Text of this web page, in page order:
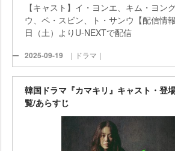
【キャスト】イ・ヨンエ、キム・ヨン
ウ、ペ・スビン、ト・サンウ【配信情
日（土）よりU-NEXTで配信
2025-09-19 ｜ドラマ｜
韓国ドラマ『カマキリ』キャスト・登
覧/あらすじ